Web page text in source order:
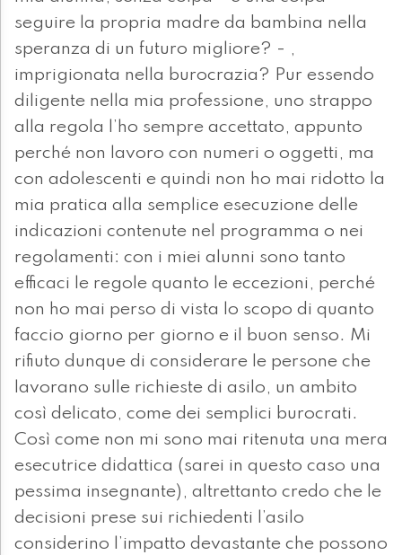
seguire la propria madre da bambina nella
speranza di un futuro migliore? - ,
imprigionata nella burocrazia? Pur essendo
diligente nella mia professione, uno strappo
alla regola l’ho sempre accettato, appunto
perché non lavoro con numeri o oggetti, ma
con adolescenti e quindi non ho mai ridotto la
mia pratica alla semplice esecuzione delle
indicazioni contenute nel programma o nei
regolamenti: con i miei alunni sono tanto
efficaci le regole quanto le eccezioni, perché
non ho mai perso di vista lo scopo di quanto
faccio giorno per giorno e il buon senso. Mi
rifiuto dunque di considerare le persone che
lavorano sulle richieste di asilo, un ambito
così delicato, come dei semplici burocrati.
Così come non mi sono mai ritenuta una mera
esecutrice didattica (sarei in questo caso una
pessima insegnante), altrettanto credo che le
decisioni prese sui richiedenti l’asilo
considerino l’impatto devastante che possono